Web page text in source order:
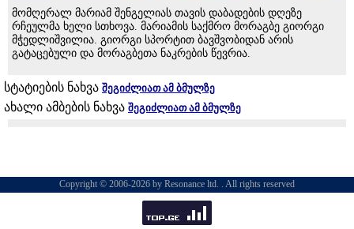
მომღერალ მარიამ შენგელიას თავის დაბადების დღეზე
რჩეულმა ხელი სთხოვა. მარიამის საქმრო მორაგბე გიორგი
მჭედლიშვილია. გიორგი სპორტით ბავშვობიდან არის
გატაცებული და მორაგბეთა ნაკრების წევრია.
სტატიების ნახვა შეგიძლიათ ამ ბმულზე
ახალი ამბების ნახვა შეგიძლიათ ამ ბმულზე
Copyright © 2006-2026 by Resonance ltd. . All rights reserved